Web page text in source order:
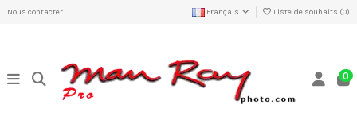
Nous contacter Français Liste de souhaits (0)
0